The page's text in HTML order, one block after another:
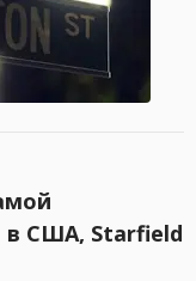
в США, Starfield